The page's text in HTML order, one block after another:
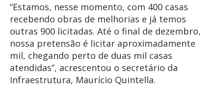
“Estamos, nesse momento, com 400 casas
recebendo obras de melhorias e já temos
outras 900 licitadas. Até o final de dezembro,
nossa pretensão é licitar aproximadamente
mil, chegando perto de duas mil casas
atendidas”, acrescentou o secretário da
Infraestrutura, Maurício Quintella.